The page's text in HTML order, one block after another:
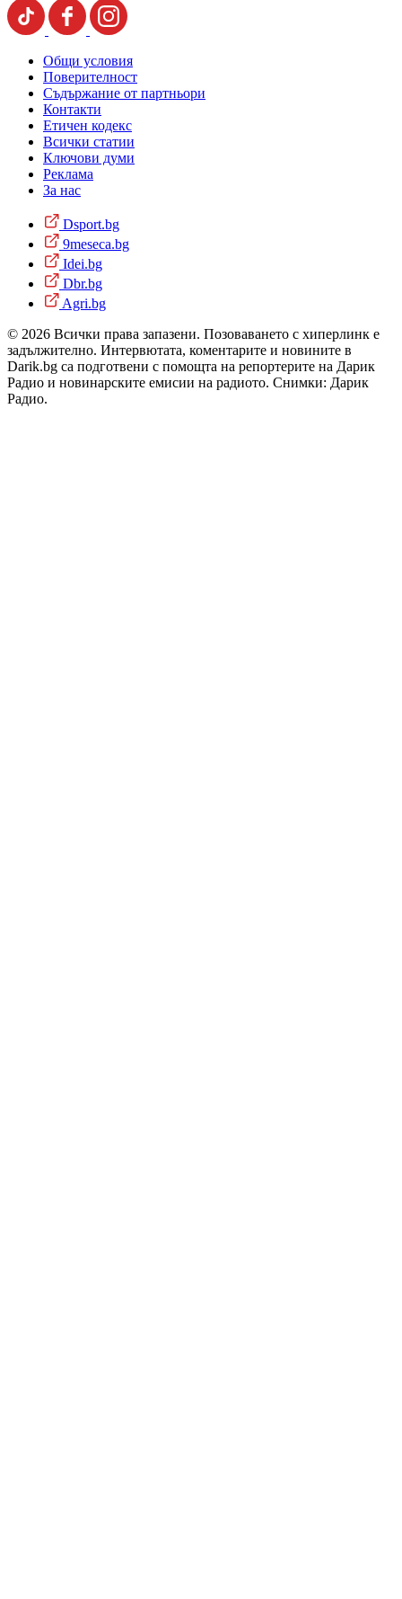
Общи условия
Поверителност
Съдържание от партньори
Контакти
Етичен кодекс
Всички статии
Ключови думи
Реклама
За нас
Dsport.bg
9meseca.bg
Idei.bg
Dbr.bg
Agri.bg
© 2026 Всички права запазени. Позоваването с хиперлинк е
задължително. Интервютата, коментарите и новините в
Darik.bg са подготвени с помощта на репортерите на Дарик
Радио и новинарските емисии на радиото. Снимки: Дарик
Радио.